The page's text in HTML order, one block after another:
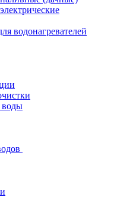
водонагревателей
воды